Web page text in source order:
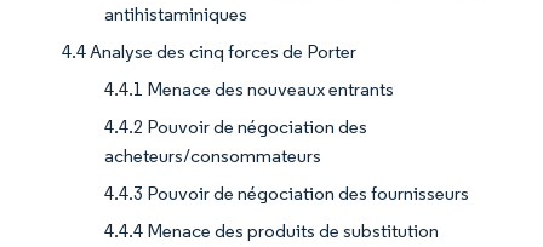
antihistaminiques
4.4 Analyse des cinq forces de Porter
4.4.1 Menace des nouveaux entrants
4.4.2 Pouvoir de négociation des
acheteurs/consommateurs
4.4.3 Pouvoir de négociation des fournisseurs
4.4.4 Menace des produits de substitution